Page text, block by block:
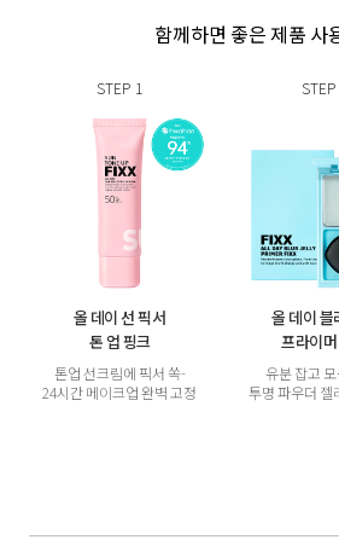
함께하면 좋은 제품 사
STEP 1
올 데이 선 픽서
톤 업 핑크
톤업 선크림에 픽서 쏙-
24시간 메이크업 완벽 고정
STEP
올 데이 블
프라이
유분 잡고
투명 파우더 젤